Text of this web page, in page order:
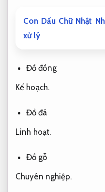
Con Dấu Chữ Nhật
xử lý
Đồ đồng
Kế hoạch.
Đồ đá
Linh hoạt.
Đồ gỗ
Chuyên nghiệp.